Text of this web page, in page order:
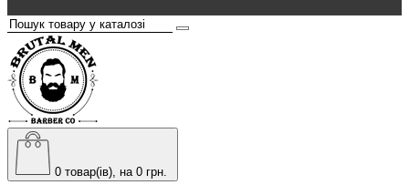
0 товар(ів), на 0 грн.